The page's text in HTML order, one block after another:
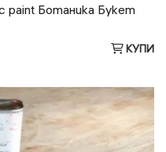
paint Ботаника Букет
КУПИ